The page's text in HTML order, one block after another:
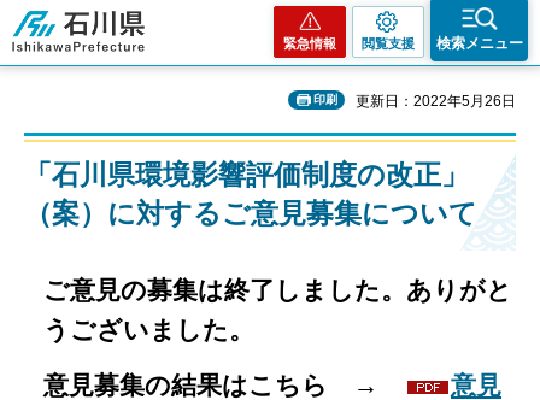
石川県
緊急情報 閲覧支援 検索メニュー
印刷 更新日：2022年5月26日
「石川県環境影響評価制度の改正」
（案）に対するご意見募集について
ご意見の募集は終了しました。ありがと
うございました。
意見募集の結果はこちら →
意見